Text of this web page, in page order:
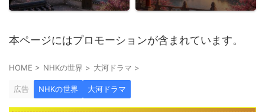
本ページにはプロモーションが含まれています。
HOME > NHKの世界 > 大河ドラマ >
広告 NHKの世界 大河ドラマ